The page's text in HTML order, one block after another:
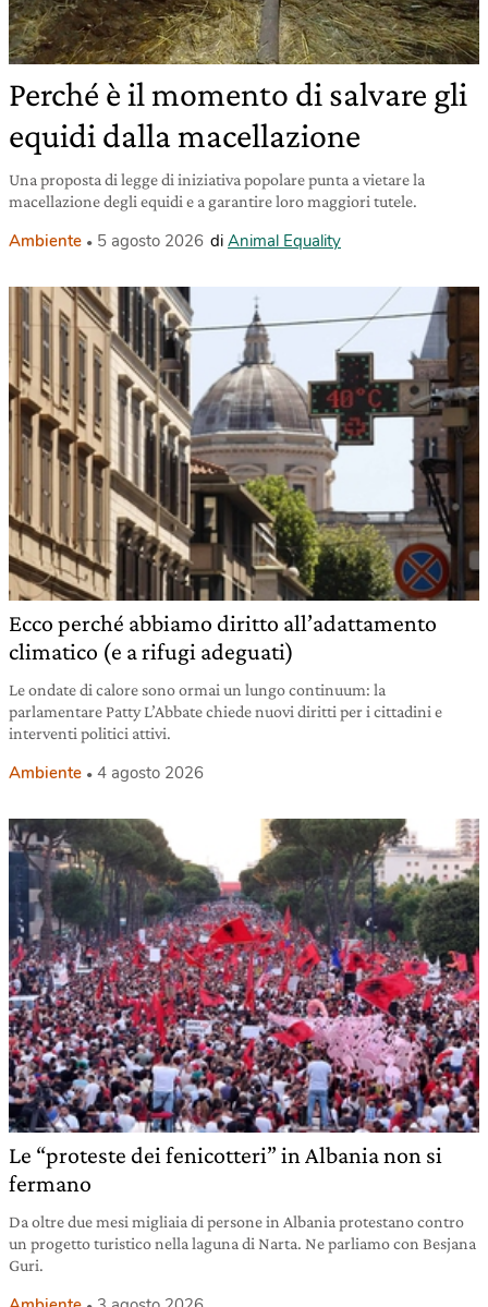
Perché è il momento di salvare gli
equidi dalla macellazione
Una proposta di legge di iniziativa popolare punta a vietare la
macellazione degli equidi e a garantire loro maggiori tutele.
Ambiente 5 agosto 2026 di Animal Equality
Ecco perché abbiamo diritto all’adattamento
climatico (e a rifugi adeguati)
Le ondate di calore sono ormai un lungo continuum: la
parlamentare Patty L’Abbate chiede nuovi diritti per i cittadini e
interventi politici attivi.
Ambiente 4 agosto 2026
Le “proteste dei fenicotteri” in Albania non si
fermano
Da oltre due mesi migliaia di persone in Albania protestano contro
un progetto turistico nella laguna di Narta. Ne parliamo con Besjana
Guri.